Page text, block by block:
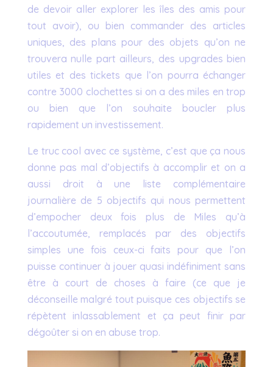
de devoir aller explorer les îles des amis pour
tout avoir), ou bien commander des articles
uniques, des plans pour des objets qu’on ne
trouvera nulle part ailleurs, des upgrades bien
utiles et des tickets que l’on pourra échanger
contre 3000 clochettes si on a des miles en trop
ou bien que l’on souhaite boucler plus
rapidement un investissement.
Le truc cool avec ce système, c’est que ça nous
donne pas mal d’objectifs à accomplir et on a
aussi droit à une liste complémentaire
journalière de 5 objectifs qui nous permettent
d’empocher deux fois plus de Miles qu’à
l’accoutumée, remplacés par des objectifs
simples une fois ceux-ci faits pour que l’on
puisse continuer à jouer quasi indéfiniment sans
être à court de choses à faire (ce que je
déconseille malgré tout puisque ces objectifs se
répètent inlassablement et ça peut finir par
dégoûter si on en abuse trop.